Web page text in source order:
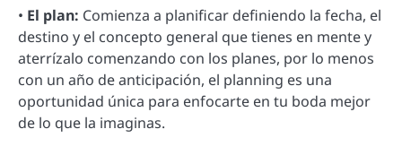
• El plan: Comienza a planificar definiendo la fecha, el
destino y el concepto general que tienes en mente y
aterrízalo comenzando con los planes, por lo menos
con un año de anticipación, el planning es una
oportunidad única para enfocarte en tu boda mejor
de lo que la imaginas.